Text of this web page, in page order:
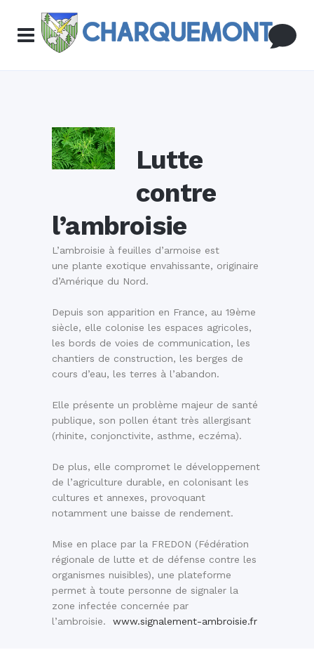
Lutte
contre
l’ambroisie
L’ambroisie à feuilles d’armoise est
une plante exotique envahissante, originaire
d’Amérique du Nord.
Depuis son apparition en France, au 19ème
siècle, elle colonise les espaces agricoles,
les bords de voies de communication, les
chantiers de construction, les berges de
cours d’eau, les terres à l’abandon.
Elle présente un problème majeur de santé
publique, son pollen étant très allergisant
(rhinite, conjonctivite, asthme, eczéma).
De plus, elle compromet le développement
de l’agriculture durable, en colonisant les
cultures et annexes, provoquant
notamment une baisse de rendement.
Mise en place par la FREDON (Fédération
régionale de lutte et de défense contre les
organismes nuisibles), une plateforme
permet à toute personne de signaler la
zone infectée concernée par
l’ambroisie. www.signalement-ambroisie.fr